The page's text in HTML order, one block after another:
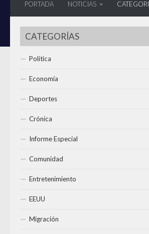
PORTADA NOTICIAS
CATEGORÍAS
Política
Economía
Deportes
Crónica
Informe Especial
Comunidad
Entretenimiento
EEUU
Migración